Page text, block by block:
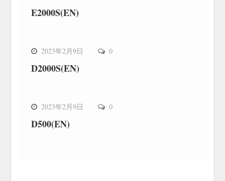
E2000S(EN)
2023年2月9日 0
D2000S(EN)
2023年2月9日 0
D500(EN)